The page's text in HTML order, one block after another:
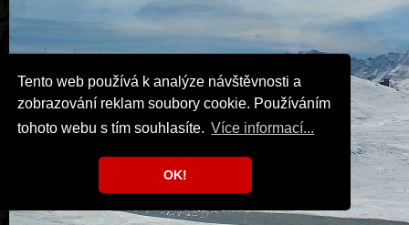
Tento web používá k analýze návštěvnosti a
zobrazování reklam soubory cookie. Používáním
tohoto webu s tím souhlasíte. Více informací...
OK!